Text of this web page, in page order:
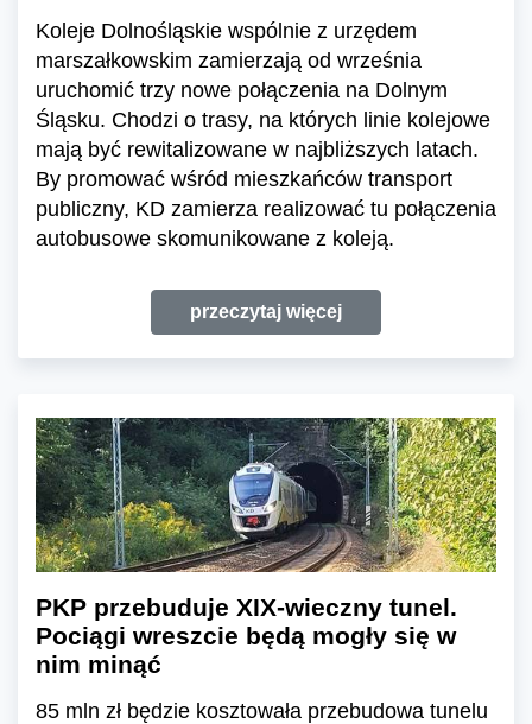
Koleje Dolnośląskie wspólnie z urzędem
marszałkowskim zamierzają od września
uruchomić trzy nowe połączenia na Dolnym
Śląsku. Chodzi o trasy, na których linie kolejowe
mają być rewitalizowane w najbliższych latach.
By promować wśród mieszkańców transport
publiczny, KD zamierza realizować tu połączenia
autobusowe skomunikowane z koleją.
przeczytaj więcej
PKP przebuduje XIX-wieczny tunel.
Pociągi wreszcie będą mogły się w
nim minąć
85 mln zł będzie kosztowała przebudowa tunelu